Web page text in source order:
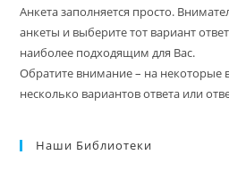
Анкета заполняется просто.
анкеты и выберите тот вариант
наиболее подходящим для Вас.
Обратите внимание – на некоторые
несколько вариантов ответа или
Наши Библиотеки